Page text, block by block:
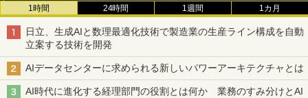
1時間 24時間 1週間 1カ月
日立、生成AIと数理最適化技術で製造業の生産ライン構成を自動
立案する技術を開発
AIデータセンターに求められる新しいパワーアーキテクチャとは
AI時代に進化する経理部門の役割とは何か 業務のすみ分けとAI